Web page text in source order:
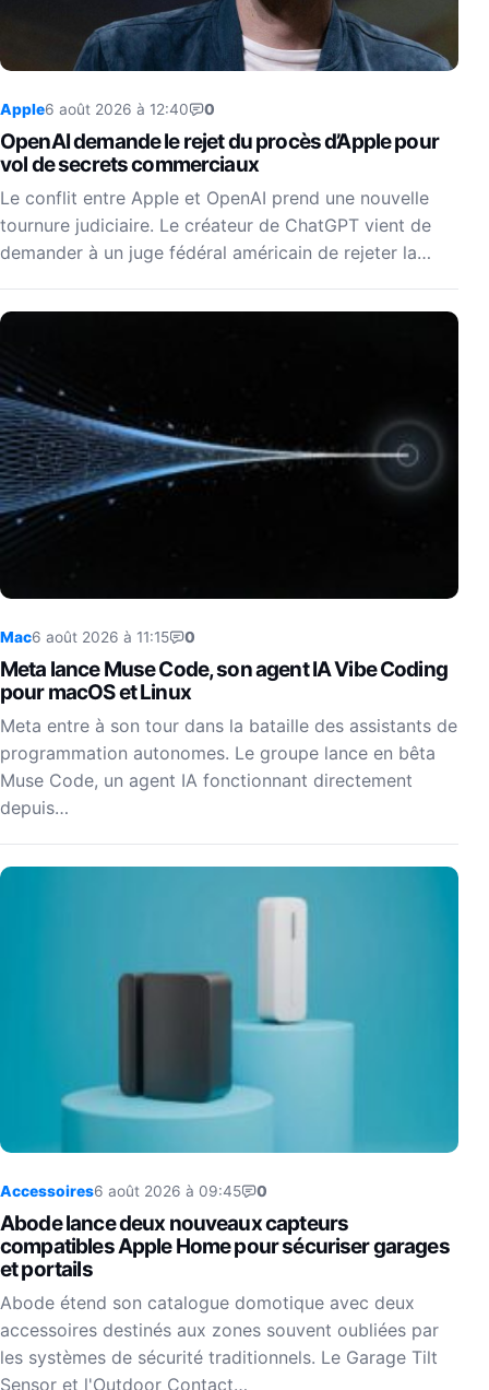
Apple6 août 2026 à 12:40 0
OpenAI demande le rejet du procès d’Apple pour
vol de secrets commerciaux
Le conflit entre Apple et OpenAI prend une nouvelle
tournure judiciaire. Le créateur de ChatGPT vient de
demander à un juge fédéral américain de rejeter la…
Mac6 août 2026 à 11:15 0
Meta lance Muse Code, son agent IA Vibe Coding
pour macOS et Linux
Meta entre à son tour dans la bataille des assistants de
programmation autonomes. Le groupe lance en bêta
Muse Code, un agent IA fonctionnant directement
depuis…
Accessoires6 août 2026 à 09:45 0
Abode lance deux nouveaux capteurs
compatibles Apple Home pour sécuriser garages
et portails
Abode étend son catalogue domotique avec deux
accessoires destinés aux zones souvent oubliées par
les systèmes de sécurité traditionnels. Le Garage Tilt
Sensor et l'Outdoor Contact…